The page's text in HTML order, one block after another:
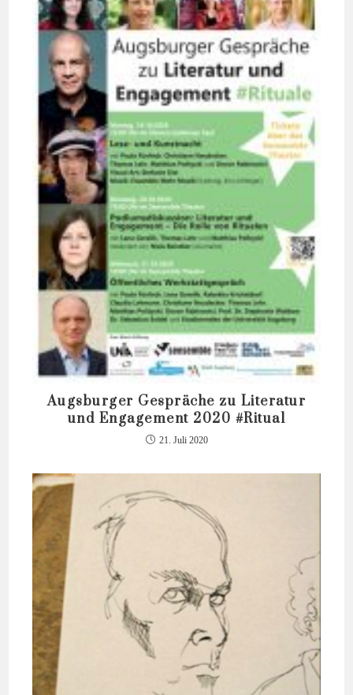
Augsburger Gespräche zu Literatur
und Engagement 2020 #Ritual
21. Juli 2020